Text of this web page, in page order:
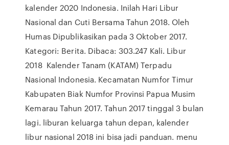
kalender 2020 Indonesia. Inilah Hari Libur
Nasional dan Cuti Bersama Tahun 2018. Oleh
Humas Dipublikasikan pada 3 Oktober 2017.
Kategori: Berita. Dibaca: 303.247 Kali. Libur
2018 Kalender Tanam (KATAM) Terpadu
Nasional Indonesia. Kecamatan Numfor Timur
Kabupaten Biak Numfor Provinsi Papua Musim
Kemarau Tahun 2017. Tahun 2017 tinggal 3 bulan
lagi. liburan keluarga tahun depan, kalender
libur nasional 2018 ini bisa jadi panduan. menu